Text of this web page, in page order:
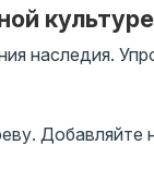
культуре
наследия.
Добавляйте